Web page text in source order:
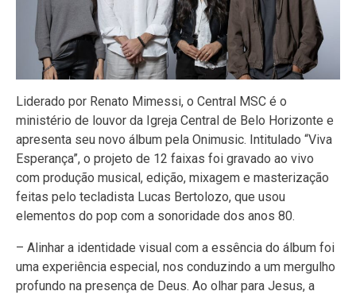
Liderado por Renato Mimessi, o Central MSC é o
ministério de louvor da Igreja Central de Belo Horizonte e
apresenta seu novo álbum pela Onimusic. Intitulado “Viva
Esperança”, o projeto de 12 faixas foi gravado ao vivo
com produção musical, edição, mixagem e masterização
feitas pelo tecladista Lucas Bertolozo, que usou
elementos do pop com a sonoridade dos anos 80.
– Alinhar a identidade visual com a essência do álbum foi
uma experiência especial, nos conduzindo a um mergulho
profundo na presença de Deus. Ao olhar para Jesus, a